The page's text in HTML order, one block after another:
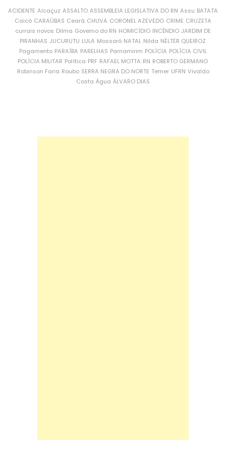
ACIDENTE Alcaçuz ASSALTO ASSEMBLEIA LEGISLATIVA DO RN Assu BATATA
Caicó CARAÚBAS Ceará CHUVA CORONEL AZEVEDO CRIME CRUZETA
currais novos Dilma Governo do RN HOMICÍDIO INCÊNDIO JARDIM DE
PIRANHAS JUCURUTU LULA Mossoró NATAL Nilda NÉLTER QUEIROZ
Pagamento PARAÍBA PARELHAS Parnamirim POLÍCIA POLÍCIA CIVIL
POLÍCIA MILITAR Política PRF RAFAEL MOTTA RN ROBERTO GERMANO
Robinson Faria Roubo SERRA NEGRA DO NORTE Temer UFRN Vivaldo
Costa Água ÁLVARO DIAS